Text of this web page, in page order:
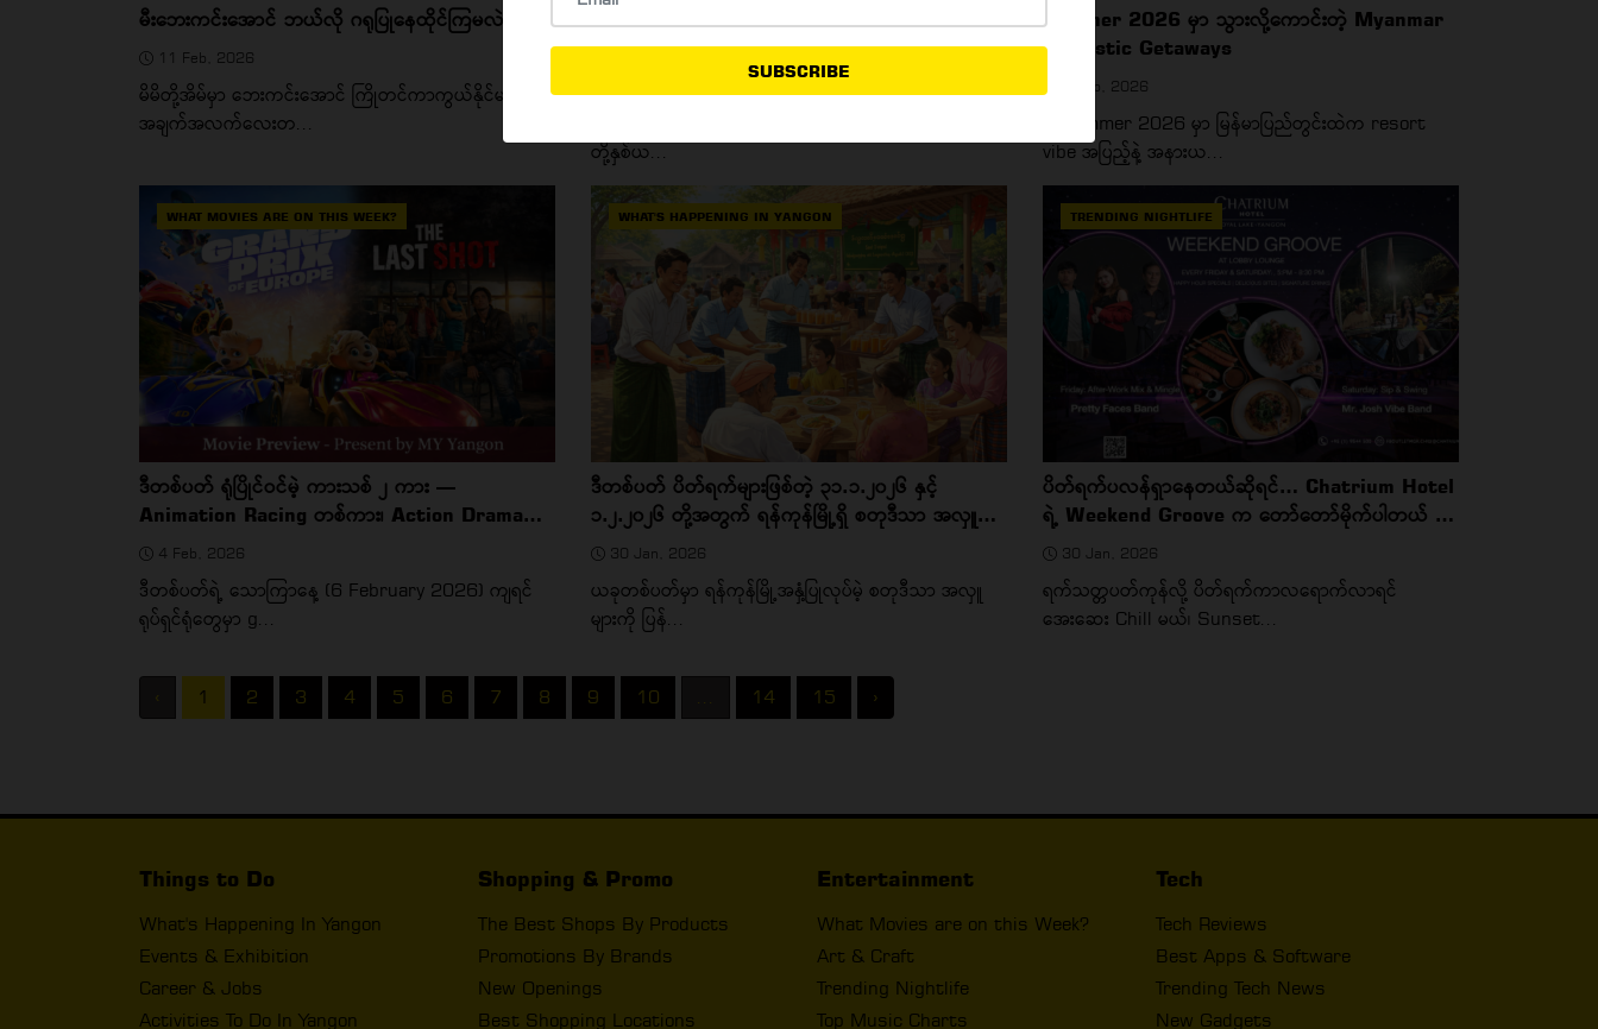
SUBSCRIBE
မီးဘေးကင်းအောင် ဘယ်လို ဂရုပြုနေထိုင်ကြမလဲ
11 Feb, 2026
မိမိတို့အိမ်မှာ ဘေးကင်းအောင် ကြိုတင်ကာကွယ်နိုင်မယ့်
အချက်အလက်လေးတ...
"Wuthering Heights" (2025)
တို့နှစ်ယ...
Summer 2026 မှာ သွားလို့ကောင်းတဲ့ Myanmar
Domestic Getaways
4 Feb, 2026
ဒီ Summer 2026 မှာ မြန်မာပြည်တွင်းထဲက resort
vibe အပြည့်နဲ့ အနားယ...
WHAT MOVIES ARE ON THIS WEEK?
ဒီတစ်ပတ် ရုံပြိုင်ဝင်မဲ့ ကားသစ် ၂ ကား —
Animation Racing တစ်ကား၊ Action Drama
တစ်ကား
4 Feb, 2026
ဒီတစ်ပတ်ရဲ့ သောကြာနေ့ (6 February 2026) ကျရင်
ရုပ်ရှင်ရုံတွေမှာ g...
WHAT'S HAPPENING IN YANGON
ဒီတစ်ပတ် ပိတ်ရက်များဖြစ်တဲ့ ၃၁.၁.၂၀၂၆ နှင့်
၁.၂.၂၀၂၆ တို့အတွက် ရန်ကုန်မြို့ရှိ စတုဒီသာ အလှူများ
စုစည်းမှု
30 Jan, 2026
ယခုတစ်ပတ်မှာ ရန်ကုန်မြို့အနှံ့ပြုလုပ်မဲ့ စတုဒီသာ အလှူ
များကို ပြန်...
TRENDING NIGHTLIFE
ပိတ်ရက်ပလန်ရှာနေတယ်ဆိုရင်… Chatrium Hotel
ရဲ့ Weekend Groove က တော်တော်မိုက်ပါတယ် …
30 Jan, 2026
ရက်သတ္တပတ်ကုန်လို့ ပိတ်ရက်ကာလရောက်လာရင်
အေးဆေး Chill မယ်၊ Sunset...
‹ 1 2 3 4 5 6 7 8 9 10 ... 14 15 ›
Things to Do
What's Happening In Yangon
Events & Exhibition
Career & Jobs
Activities To Do In Yangon
Shopping & Promo
The Best Shops By Products
Promotions By Brands
New Openings
Best Shopping Locations
Entertainment
What Movies are on this Week?
Art & Craft
Trending Nightlife
Top Music Charts
Tech
Tech Reviews
Best Apps & Software
Trending Tech News
New Gadgets